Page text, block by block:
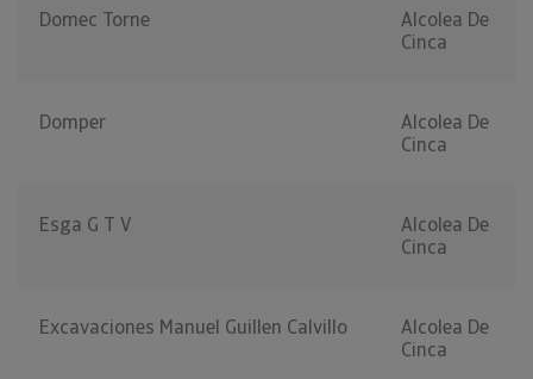
Domec Torne
Alcolea De
Cinca
Domper
Alcolea De
Cinca
Esga G T V
Alcolea De
Cinca
Excavaciones Manuel Guillen Calvillo
Alcolea De
Cinca